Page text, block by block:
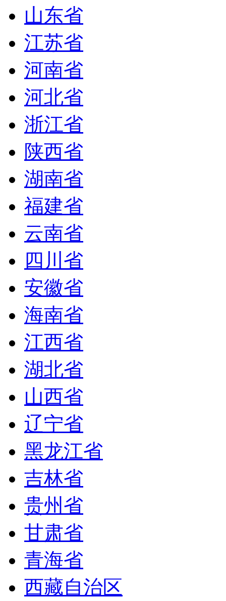
山东省
江苏省
河南省
河北省
浙江省
陕西省
湖南省
福建省
云南省
四川省
安徽省
海南省
江西省
湖北省
山西省
辽宁省
黑龙江省
吉林省
贵州省
甘肃省
青海省
西藏自治区